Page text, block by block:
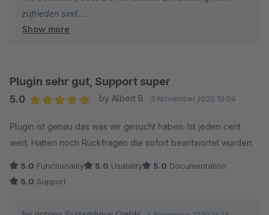
zufrieden sind.
Der Universal Importer Exporter unterliegt ständigen
lösen. Nennen Sie uns gerne Ihre Importanforderungen.
Wir sehen uns diese im Detail an, um den geeigneten
Sie können unsere zuständigen Mitarbeiter direkt per
Mail an shopware@antony-it.de erreichen.
Wir freuen uns, von Ihnen zu hören und Sie von unserem
Show more
Plugin sehr gut, Support super
5.0
by Albert B 3 November 2020 10:04
Plugin ist genau das was wir gesucht haben. Ist jeden cent
wert. Hatten noch Rückfragen die sofort beantwortet wurden.
5.0 Functionality 5.0 Usability 5.0 Documentation
5.0 Support